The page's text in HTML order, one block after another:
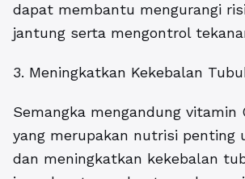
dapat membantu mengurangi
jantung serta mengontrol
3. Meningkatkan Kekebalan
Semangka mengandung vitamin
yang merupakan nutrisi penting
dan meningkatkan kekebalan